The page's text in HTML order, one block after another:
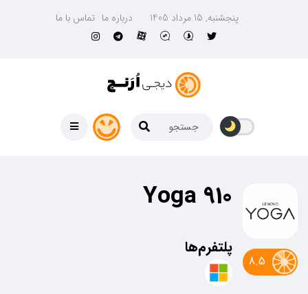
پنجشنبه, 15 مرداد 1405 درباره ما تماس با ما
8.5
Yoga 910
پلتفرم‌ها